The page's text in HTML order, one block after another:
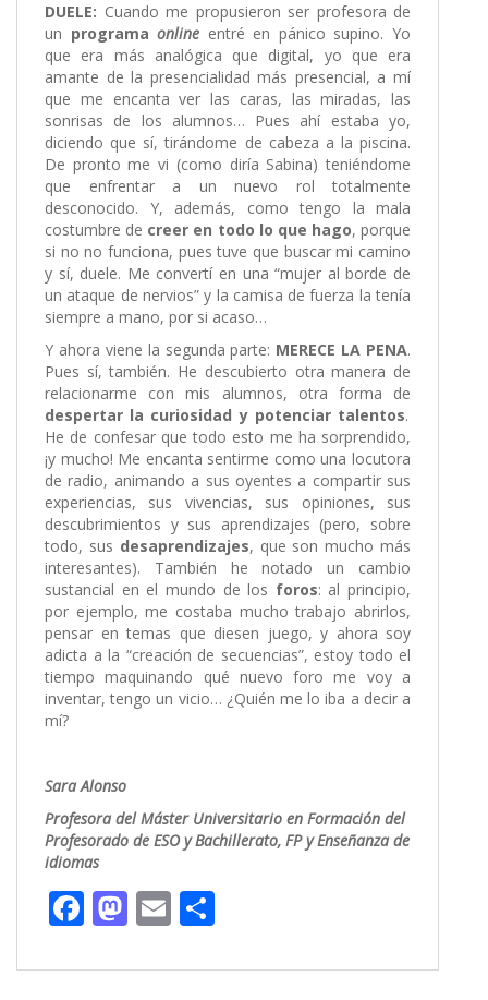
DUELE: Cuando me propusieron ser profesora de
un programaonline entré en pánico supino. Yo
que era más analógica que digital, yo que era
amante de la presencialidad más presencial, a mí
que me encanta ver las caras, las miradas, las
sonrisas de los alumnos… Pues ahí estaba yo,
diciendo que sí, tirándome de cabeza a la piscina.
De pronto me vi (como diría Sabina) teniéndome
que enfrentar a un nuevo rol totalmente
desconocido. Y, además, como tengo la mala
costumbre de creer en todo lo que hago, porque
si no no funciona, pues tuve que buscar mi camino
y sí, duele. Me convertí en una “mujer al borde de
un ataque de nervios” y la camisa de fuerza la tenía
siempre a mano, por si acaso…
Y ahora viene la segunda parte: MERECE LA PENA.
Pues sí, también. He descubierto otra manera de
relacionarme con mis alumnos, otra forma de
despertar la curiosidad y potenciar talentos.
He de confesar que todo esto me ha sorprendido,
¡y mucho! Me encanta sentirme como una locutora
de radio, animando a sus oyentes a compartir sus
experiencias, sus vivencias, sus opiniones, sus
descubrimientos y sus aprendizajes (pero, sobre
todo, sus desaprendizajes, que son mucho más
interesantes). También he notado un cambio
sustancial en el mundo de los foros: al principio,
por ejemplo, me costaba mucho trabajo abrirlos,
pensar en temas que diesen juego, y ahora soy
adicta a la “creación de secuencias”, estoy todo el
tiempo maquinando qué nuevo foro me voy a
inventar, tengo un vicio… ¿Quién me lo iba a decir a
mí?
Sara Alonso
Profesora del Máster Universitario en Formación del
Profesorado de ESO y Bachillerato, FP y Enseñanza de
idiomas
F
e
M
to
E
ai m